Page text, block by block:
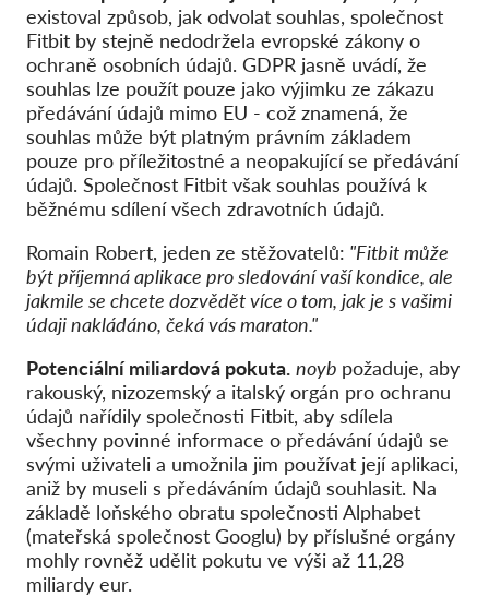
existoval způsob, jak odvolat souhlas, společnost
Fitbit by stejně nedodržela evropské zákony o
ochraně osobních údajů. GDPR jasně uvádí, že
souhlas lze použít pouze jako výjimku ze zákazu
předávání údajů mimo EU - což znamená, že
souhlas může být platným právním základem
pouze pro příležitostné a neopakující se předávání
údajů. Společnost Fitbit však souhlas používá k
běžnému sdílení všech zdravotních údajů.
Romain Robert, jeden ze stěžovatelů: "Fitbit může
být příjemná aplikace pro sledování vaší kondice, ale
jakmile se chcete dozvědět více o tom, jak je s vašimi
údaji nakládáno, čeká vás maraton."
Potenciální miliardová pokuta. noyb požaduje, aby
rakouský, nizozemský a italský orgán pro ochranu
údajů nařídily společnosti Fitbit, aby sdílela
všechny povinné informace o předávání údajů se
svými uživateli a umožnila jim používat její aplikaci,
aniž by museli s předáváním údajů souhlasit. Na
základě loňského obratu společnosti Alphabet
(mateřská společnost Googlu) by příslušné orgány
mohly rovněž udělit pokutu ve výši až 11,28
miliardy eur.